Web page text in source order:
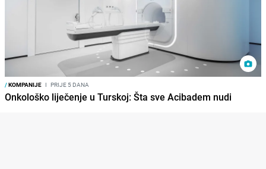
/KOMPANIJE I PRIJE 5 DANA
Onkološko liječenje u Turskoj: Šta sve Acibadem nudi